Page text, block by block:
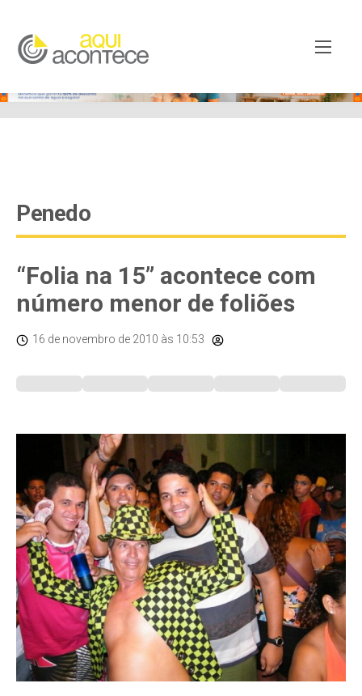
googleb82de9a22cec23e8.html
Penedo
“Folia na 15” acontece com
número menor de foliões
16 de novembro de 2010 às 10:53